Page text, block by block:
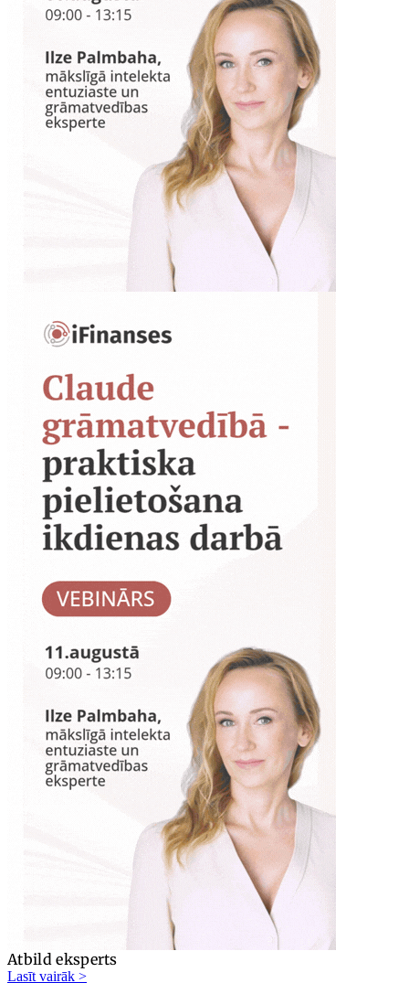
Atbild eksperts
Lasīt vairāk >